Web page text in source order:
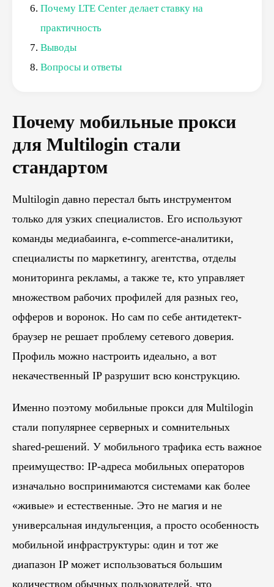
Почему LTE Center делает ставку на
практичность
Выводы
Вопросы и ответы
Почему мобильные прокси
для Multilogin стали
стандартом
Multilogin давно перестал быть инструментом
только для узких специалистов. Его используют
команды медиабаинга, e-commerce-аналитики,
специалисты по маркетингу, агентства, отделы
мониторинга рекламы, а также те, кто управляет
множеством рабочих профилей для разных гео,
офферов и воронок. Но сам по себе антидетект-
браузер не решает проблему сетевого доверия.
Профиль можно настроить идеально, а вот
некачественный IP разрушит всю конструкцию.
Именно поэтому мобильные прокси для Multilogin
стали популярнее серверных и сомнительных
shared-решений. У мобильного трафика есть важное
преимущество: IP-адреса мобильных операторов
изначально воспринимаются системами как более
«живые» и естественные. Это не магия и не
универсальная индульгенция, а просто особенность
мобильной инфраструктуры: один и тот же
диапазон IP может использоваться большим
количеством обычных пользователей, что